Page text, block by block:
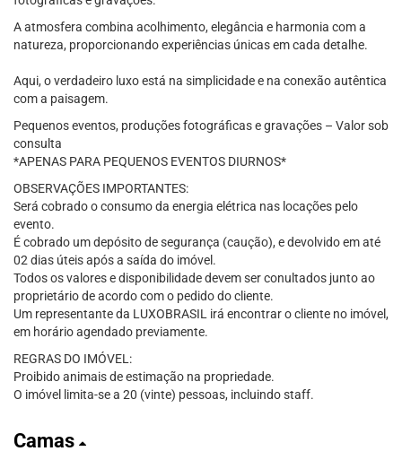
A atmosfera combina acolhimento, elegância e harmonia com a
natureza, proporcionando experiências únicas em cada detalhe.
Aqui, o verdadeiro luxo está na simplicidade e na conexão autêntica
com a paisagem.
Pequenos eventos, produções fotográficas e gravações – Valor sob
consulta
*APENAS PARA PEQUENOS EVENTOS DIURNOS*
OBSERVAÇÕES IMPORTANTES:
Será cobrado o consumo da energia elétrica nas locações pelo
evento.
É cobrado um depósito de segurança (caução), e devolvido em até
02 dias úteis após a saída do imóvel.
Todos os valores e disponibilidade devem ser conultados junto ao
proprietário de acordo com o pedido do cliente.
Um representante da LUXOBRASIL irá encontrar o cliente no imóvel,
em horário agendado previamente.
REGRAS DO IMÓVEL:
Proibido animais de estimação na propriedade.
O imóvel limita-se a 20 (vinte) pessoas, incluindo staff.
Camas